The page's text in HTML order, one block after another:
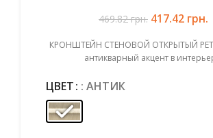
469.82грн. 417.42 грн.
КРОНШТЕЙН СТЕНОВОЙ ОТКРЫТЫЙ
антикварный акцент в
ЦВЕТ : АНТИК